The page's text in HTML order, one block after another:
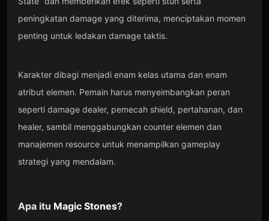
peningkatan damage yang diterima, menciptakan momen
penting untuk ledakan damage taktis.
Karakter dibagi menjadi enam kelas utama dan enam
atribut elemen. Pemain harus menyeimbangkan peran
seperti damage dealer, pemecah shield, pertahanan, dan
healer, sambil menggabungkan counter elemen dan
manajemen resource untuk menampilkan gameplay
strategi yang mendalam.
Apa itu Magic Stones?